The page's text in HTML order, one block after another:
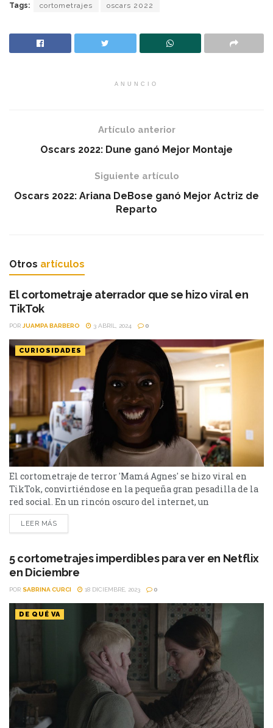
Tags: cortometrajes oscars 2022
ANUNCIO
Artículo anterior
Oscars 2022: Dune ganó Mejor Montaje
Siguiente artículo
Oscars 2022: Ariana DeBose ganó Mejor Actriz de
Reparto
Otros artículos
El cortometraje aterrador que se hizo viral en
TikTok
POR JUAMPA BARBERO 3 ABRIL, 2024 0
CURIOSIDADES
El cortometraje de terror 'Mamá Agnes' se hizo viral en
TikTok, convirtiéndose en la pequeña gran pesadilla de la
red social. En un rincón oscuro del internet, un
cortometraje está haciendo olas y generando escalofríos en
todo aquel que se atreve a verlo. "Mamá Agnes", una
corazones (y las mentes inquietas) de los...
LEER MÁS
5 cortometrajes imperdibles para ver en Netflix
en Diciembre
POR SABRINA CURCI 18 DICIEMBRE, 2023 0
DE QUÉ VA